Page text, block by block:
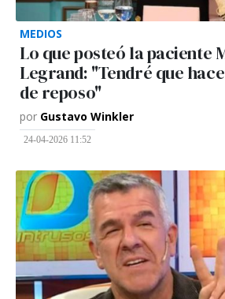
MEDIOS
Lo que posteó la paciente
Legrand: "Tendré que
de reposo"
por Gustavo Winkler
24-04-2026 11:52